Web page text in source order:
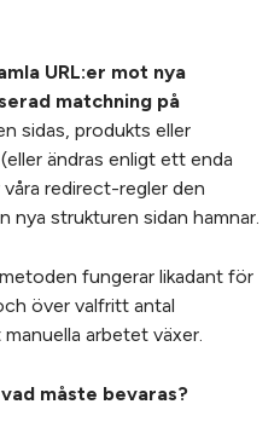
URL:er mot nya
matchning på
sidas, produkts eller
ändras enligt ett enda
redirect-regler den
nya strukturen sidan hamnar.
fungerar likadant för
över valfritt antal
arbetet växer.
måste bevaras?